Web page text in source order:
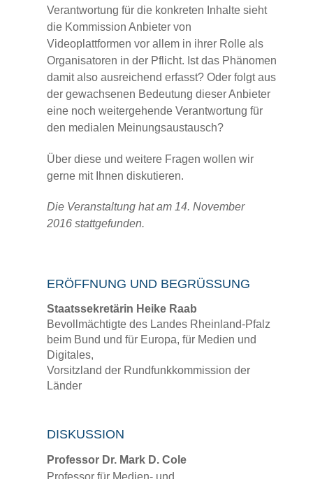
Verantwortung für die konkreten Inhalte sieht
die Kommission Anbieter von
Videoplattformen vor allem in ihrer Rolle als
Organisatoren in der Pflicht. Ist das Phänomen
damit also ausreichend erfasst? Oder folgt aus
der gewachsenen Bedeutung dieser Anbieter
eine noch weitergehende Verantwortung für
den medialen Meinungsaustausch?
Über diese und weitere Fragen wollen wir
gerne mit Ihnen diskutieren.
Die Veranstaltung hat am 14. November
2016 stattgefunden.
ERÖFFNUNG UND BEGRÜSSUNG
Staatssekretärin Heike Raab
Bevollmächtigte des Landes Rheinland-Pfalz
beim Bund und für Europa, für Medien und
Digitales,
Vorsitzland der Rundfunkkommission der
Länder
DISKUSSION
Professor Dr. Mark D. Cole